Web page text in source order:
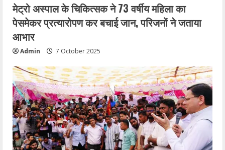
मेट्रो अस्पाल के चिकित्सक ने 73 वर्षीय महिला का
पेसमेकर प्रत्यारोपण कर बचाई जान, परिजनों ने जताया
आभार
Admin 7 October 2025